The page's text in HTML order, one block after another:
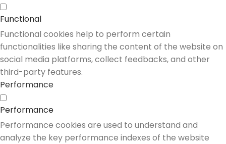
Functional
Functional cookies help to perform certain
functionalities like sharing the content of the website on
social media platforms, collect feedbacks, and other
third-party features.
Performance
Performance
Performance cookies are used to understand and
analyze the key performance indexes of the website